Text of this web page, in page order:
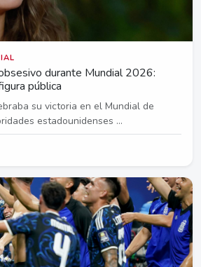
durante Mundial 2026:
pública
su victoria en el Mundial de
estadounidenses ...